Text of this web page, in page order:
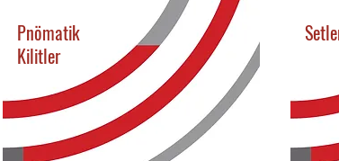
Pnömatik
Kilitler